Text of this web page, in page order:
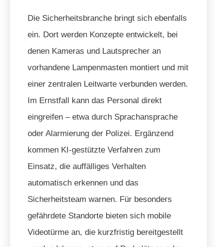
Die Sicherheitsbranche bringt sich ebenfalls
ein. Dort werden Konzepte entwickelt, bei
denen Kameras und Lautsprecher an
vorhandene Lampenmasten montiert und mit
einer zentralen Leitwarte verbunden werden.
Im Ernstfall kann das Personal direkt
eingreifen – etwa durch Sprachansprache
oder Alarmierung der Polizei. Ergänzend
kommen KI-gestützte Verfahren zum
Einsatz, die auffälliges Verhalten
automatisch erkennen und das
Sicherheitsteam warnen. Für besonders
gefährdete Standorte bieten sich mobile
Videotürme an, die kurzfristig bereitgestellt